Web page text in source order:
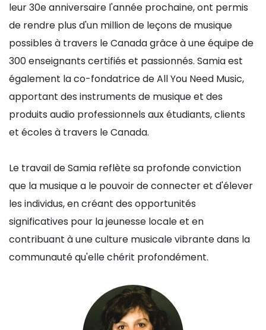
leur 30e anniversaire l'année prochaine, ont permis
de rendre plus d'un million de leçons de musique
possibles à travers le Canada grâce à une équipe de
300 enseignants certifiés et passionnés. Samia est
également la co-fondatrice de All You Need Music,
apportant des instruments de musique et des
produits audio professionnels aux étudiants, clients
et écoles à travers le Canada.
Le travail de Samia reflète sa profonde conviction
que la musique a le pouvoir de connecter et d'élever
les individus, en créant des opportunités
significatives pour la jeunesse locale et en
contribuant à une culture musicale vibrante dans la
communauté qu'elle chérit profondément.